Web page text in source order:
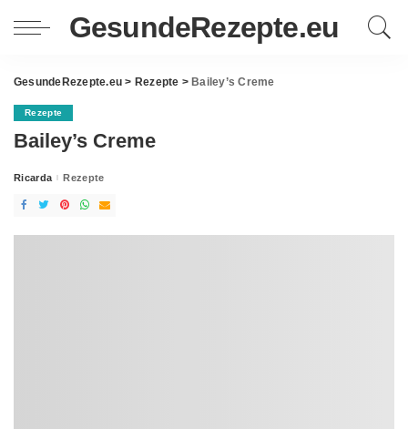
GesundeRezepte.eu
GesundeRezepte.eu > Rezepte > Bailey’s Creme
Rezepte
Bailey’s Creme
Posted
Ricarda Rezepte